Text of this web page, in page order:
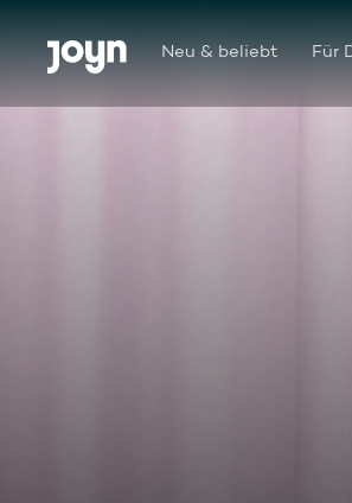
Zum Inhalt springen
Barrierefrei Neu & beliebt Für